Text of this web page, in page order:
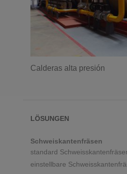
Calderas alta presión
LÖSUNGEN
Schweiskantenfräsen
standard
einstellbare